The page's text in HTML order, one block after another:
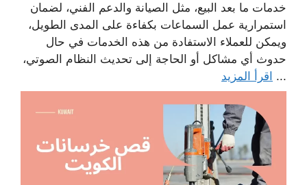
خدمات ما بعد البيع، مثل الصيانة والدعم الفني، لضمان
استمرارية عمل السماعات بكفاءة على المدى الطويل،
ويمكن للعملاء الاستفادة من هذه الخدمات في حال
حدوث أي مشاكل أو الحاجة إلى تحديث النظام الصوتي،
... اقرأ المزيد